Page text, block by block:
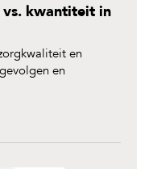
kwantiteit in
en
en